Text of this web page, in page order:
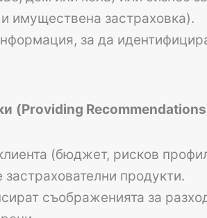
имуществена застраховка).
за да
(Providing
(бюджет, рисков
продукти.
съображенията за